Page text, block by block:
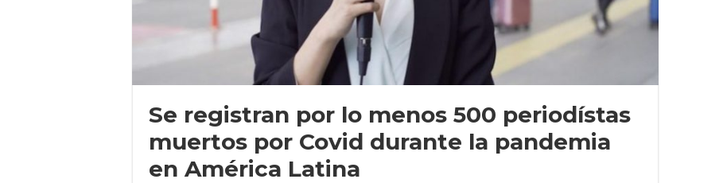
Se registran por lo menos 500 periodístas
muertos por Covid durante la pandemia
en América Latina